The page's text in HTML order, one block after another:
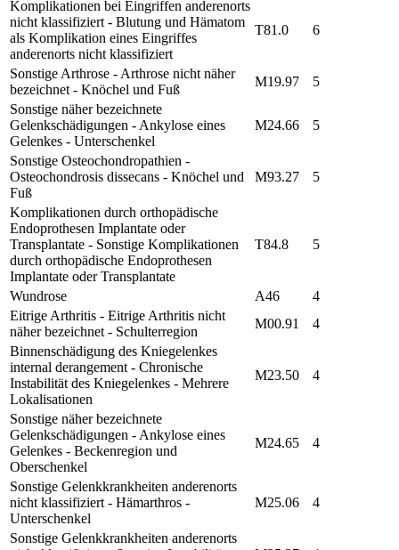
Komplikationen bei Eingriffen anderenorts
nicht klassifiziert - Blutung und Hämatom
als Komplikation eines Eingriffes
anderenorts nicht klassifiziert
T81.0 6
Sonstige Arthrose - Arthrose nicht näher
bezeichnet - Knöchel und Fuß
M19.97
5
Sonstige näher bezeichnete
Gelenkschädigungen - Ankylose eines
Gelenkes - Unterschenkel
M24.66 5
Sonstige Osteochondropathien -
Osteochondrosis dissecans - Knöchel und
Fuß
M93.27 5
Komplikationen durch orthopädische
Endoprothesen Implantate oder
Transplantate - Sonstige Komplikationen
durch orthopädische Endoprothesen
Implantate oder Transplantate
T84.8 5
Wundrose A46
4
Eitrige Arthritis - Eitrige Arthritis nicht
näher bezeichnet - Schulterregion
M00.91
4
Binnenschädigung des Kniegelenkes
internal derangement - Chronische
Instabilität des Kniegelenkes - Mehrere
Lokalisationen
M23.50 4
Sonstige näher bezeichnete
Gelenkschädigungen - Ankylose eines
Gelenkes - Beckenregion und
Oberschenkel
M24.65 4
Sonstige Gelenkkrankheiten anderenorts
nicht klassifiziert - Hämarthros -
Unterschenkel
M25.06 4
Sonstige Gelenkkrankheiten anderenorts